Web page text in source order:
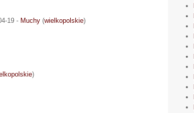
19 - Muchy (wielkopolskie)
)